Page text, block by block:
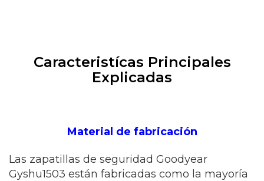
Caracteristícas Principales
Explicadas
Material de fabricación
Las zapatillas de seguridad Goodyear
Gyshu1503 están fabricadas como la mayoría